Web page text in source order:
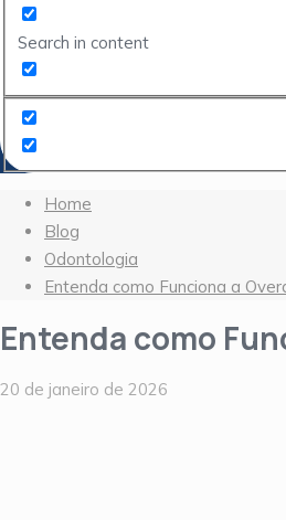
Search in content
Home
Blog
Odontologia
Entenda como Funciona a
Entenda como
20 de janeiro de 2026